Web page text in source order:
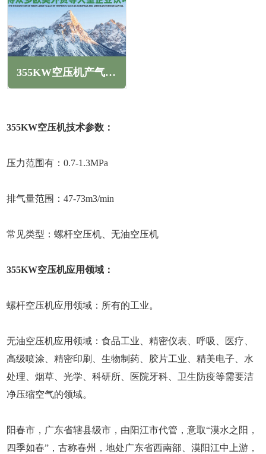
355KW空压机产气量(355KW螺杆空压机能达到几个压力)
355KW空压机技术参数：
压力范围有：0.7-1.3MPa
排气量范围：47-73m3/min
常见类型：螺杆空压机、无油空压机
355KW空压机应用领域：
螺杆空压机应用领域：所有的工业。
无油空压机应用领域：食品工业、精密仪表、呼吸、医疗、
高级喷涂、精密印刷、生物制药、胶片工业、精美电子、水
处理、烟草、光学、科研所、医院牙科、卫生防疫等需要洁
净压缩空气的领域。
阳春市，广东省辖县级市，由阳江市代管，意取“漠水之阳，
四季如春”，古称春州，地处广东省西南部、漠阳江中上游，